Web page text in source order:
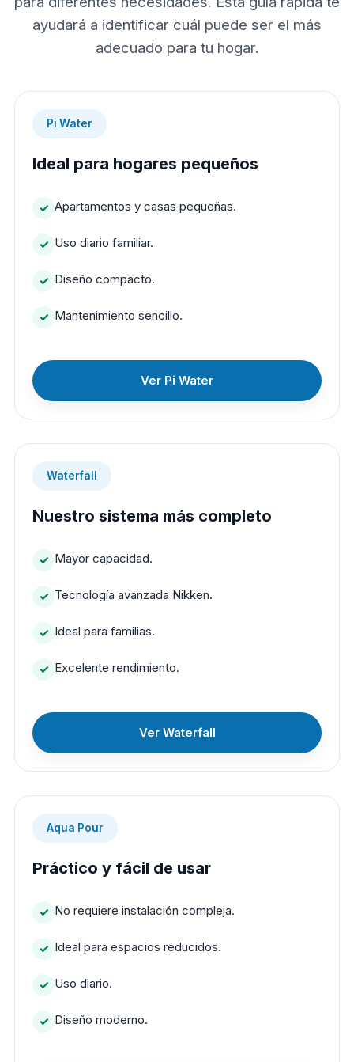
ayudará a identificar cuál puede ser el más
adecuado para tu hogar.
Pi Water
Ideal para hogares pequeños
Apartamentos y casas pequeñas.
Uso diario familiar.
Diseño compacto.
Mantenimiento sencillo.
Ver Pi Water
Waterfall
Nuestro sistema más completo
Mayor capacidad.
Tecnología avanzada Nikken.
Ideal para familias.
Excelente rendimiento.
Ver Waterfall
Aqua Pour
Práctico y fácil de usar
No requiere instalación compleja.
Ideal para espacios reducidos.
Uso diario.
Diseño moderno.